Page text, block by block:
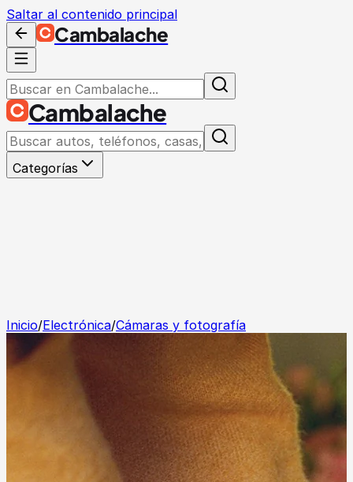
Saltar al contenido principal
Cambalache
Cambalache
Categorías
Inicio/Electrónica/Cámaras y fotografía